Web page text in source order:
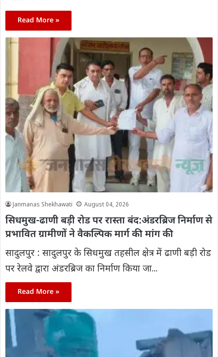
Read More »
Janmanas Shekhawati August 04, 2026
सिधमुख-ढाणी बड़ी रोड पर रास्ता बंद:अंडरब्रिज निर्माण से
प्रभावित ग्रामीणों ने वैकल्पिक मार्ग की मांग की
सादुलपुर : सादुलपुर के सिधमुख तहसील क्षेत्र में ढाणी बड़ी रोड
पर रेलवे द्वारा अंडरब्रिज का निर्माण किया जा...
Read More »